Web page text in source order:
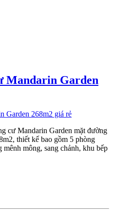
Mandarin Garden
cư Mandarin Garden mặt đường
thiết kế bao gồm 5 phòng
mông, sang chảnh, khu bếp